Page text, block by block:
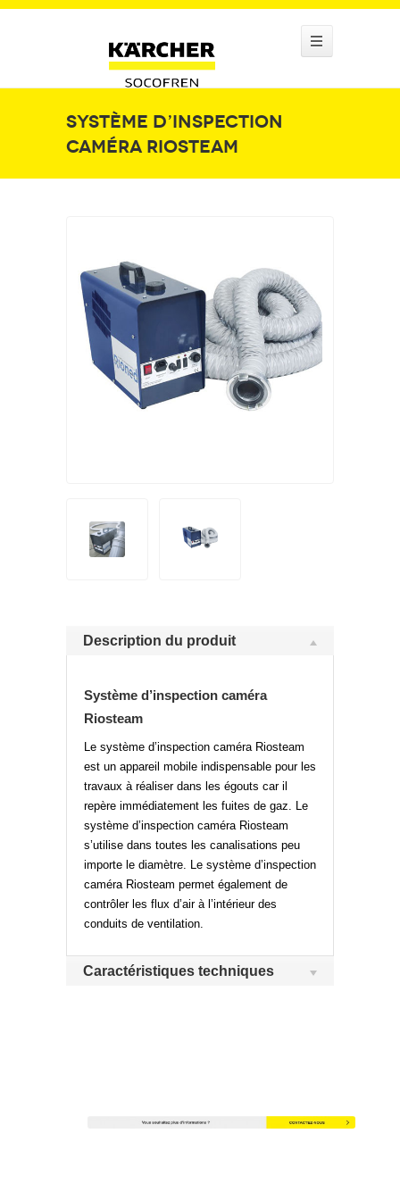
Système d’inspection
caméra Riosteam
Description du produit
Système d’inspection caméra
Riosteam
Le système d’inspection caméra Riosteam
est un appareil mobile indispensable pour les
travaux à réaliser dans les égouts car il
repère immédiatement les fuites de gaz. Le
système d’inspection caméra Riosteam
s’utilise dans toutes les canalisations peu
importe le diamètre. Le système d’inspection
caméra Riosteam permet également de
contrôler les flux d’air à l’intérieur des
conduits de ventilation.
Caractéristiques techniques